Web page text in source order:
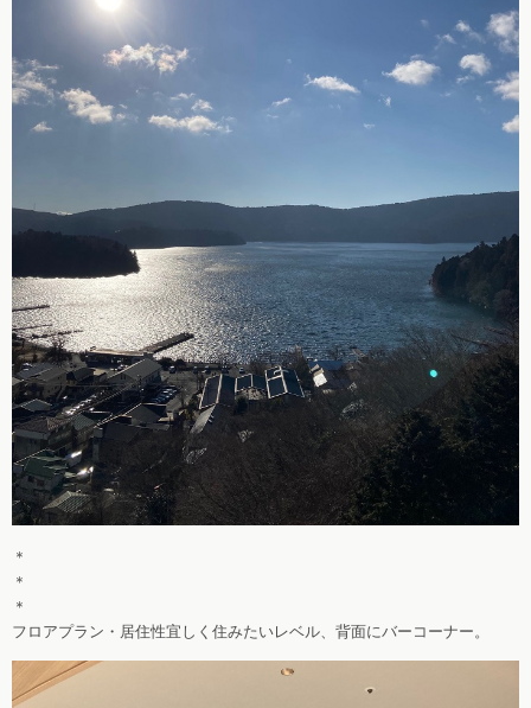
＊
＊
＊
フロアプラン・居住性宜しく住みたいレベル、背面にバーコーナー。